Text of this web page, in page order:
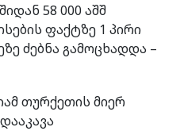
58 000 აშშ
ფაქტზე 1 პირი
ძებნა გამოცხადდა –
თურქეთის მიერ